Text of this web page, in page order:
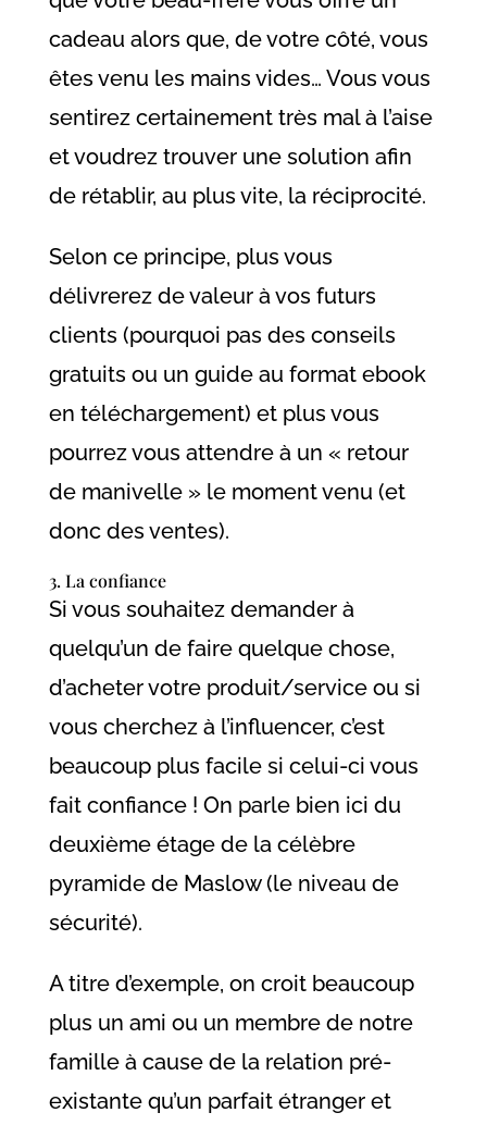
cadeau alors que, de votre côté, vous
êtes venu les mains vides… Vous vous
sentirez certainement très mal à l’aise
et voudrez trouver une solution afin
de rétablir, au plus vite, la réciprocité.
Selon ce principe, plus vous
délivrerez de valeur à vos futurs
clients (pourquoi pas des conseils
gratuits ou un guide au format ebook
en téléchargement) et plus vous
pourrez vous attendre à un « retour
de manivelle » le moment venu (et
donc des ventes).
3. La confiance
Si vous souhaitez demander à
quelqu’un de faire quelque chose,
d’acheter votre produit/service ou si
vous cherchez à l’influencer, c’est
beaucoup plus facile si celui-ci vous
fait confiance ! On parle bien ici du
deuxième étage de la célèbre
pyramide de Maslow (le niveau de
sécurité).
A titre d’exemple, on croit beaucoup
plus un ami ou un membre de notre
famille à cause de la relation pré-
existante qu’un parfait étranger et